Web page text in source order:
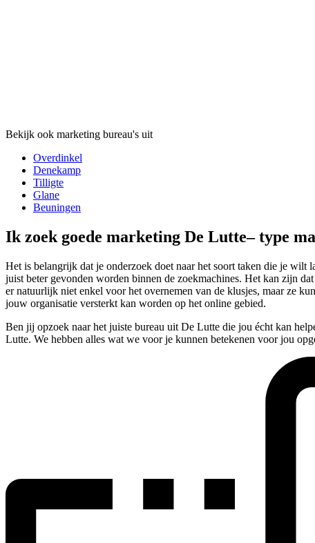
Bekijk ook marketing bureau's uit
Overdinkel
Denekamp
Tilligte
Glane
Beuningen
Ik zoek goede marketing De Lutte– type
Het is belangrijk dat je onderzoek doet naar het soort taken die je
juist beter gevonden worden binnen de zoekmachines. Het kan zijn
er natuurlijk niet enkel voor het overnemen van de klusjes, maar ze
jouw organisatie versterkt kan worden op het online gebied.
Ben jij opzoek naar het juiste bureau uit De Lutte die jou écht kan
Lutte. We hebben alles wat we voor je kunnen betekenen voor jou